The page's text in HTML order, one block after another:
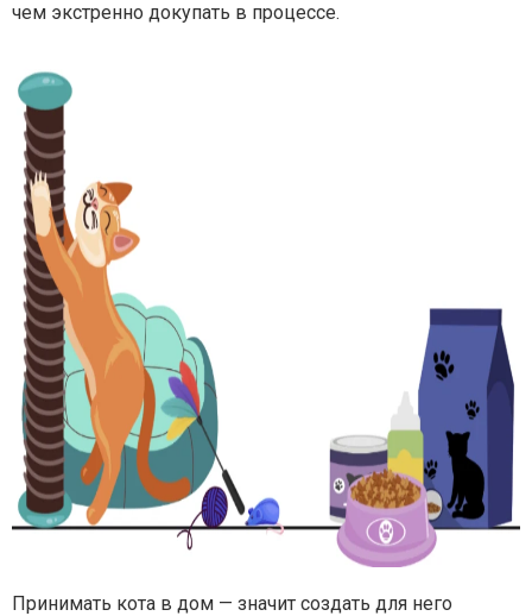
чем экстренно докупать в процессе.
Принимать кота в дом — значит создать для него